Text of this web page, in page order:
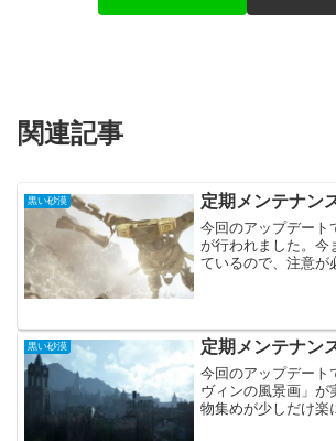
関連記事
黒い砂漠 定期メンテナン
今回のアップデート
が行われました。今
ているので、注意が
&...
黒い砂漠 定期メンテナン
今回のアップデート
ヴィンの風景画」が
物集めが少しだけ楽